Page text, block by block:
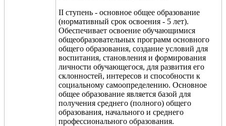
II ступень - основное общее образование
(нормативный срок освоения - 5 лет).
Обеспечивает освоение обучающимися
общеобразовательных программ основного
общего образования, создание условий для
воспитания, становления и формирования
личности обучающегося, для развития его
склонностей, интересов и способности к
социальному самоопределению. Основное
общее образование является базой для
получения среднего (полного) общего
образования, начального и среднего
профессионального образования.